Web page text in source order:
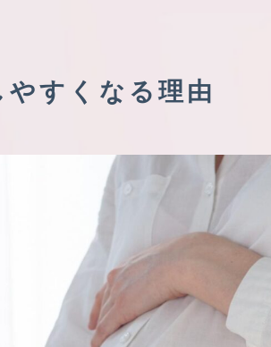
すくなる理由